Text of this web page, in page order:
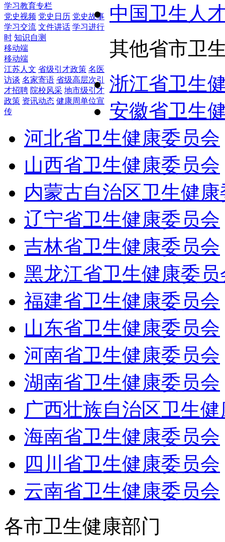
学习教育专栏
党史视频 党史日历 党史故事
学习交流 文件讲话 学习进行
时 知识自测
移动端
移动端
江苏人文 省级引才政策 名医
访谈 名家寄语 省级高层次引
才招聘 院校风采 地市级引才
政策 资讯动态 健康周单位宣
传
中国卫生人
其他省市卫
浙江省卫生
安徽省卫生
河北省卫生健康委员会
山西省卫生健康委员会
内蒙古自治区卫生健
辽宁省卫生健康委员会
吉林省卫生健康委员会
黑龙江省卫生健康委员
福建省卫生健康委员会
山东省卫生健康委员会
河南省卫生健康委员会
湖南省卫生健康委员会
广西壮族自治区卫生
海南省卫生健康委员会
四川省卫生健康委员会
云南省卫生健康委员会
各市卫生健康部门